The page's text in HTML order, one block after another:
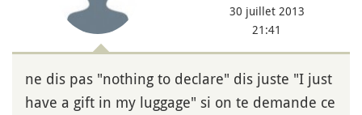
30 juillet 2013
21:41
ne dis pas "nothing to declare" dis juste "I just
have a gift in my luggage" si on te demande ce